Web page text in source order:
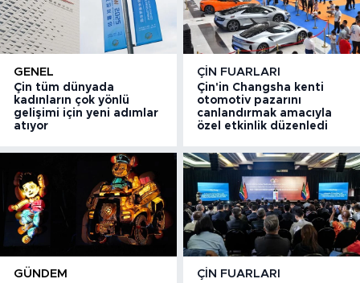
GENEL
Çin tüm dünyada
kadınların çok yönlü
gelişimi için yeni adımlar
atıyor
ÇIN FUARLARI
Çin'in Changsha kenti
otomotiv pazarını
canlandırmak amacıyla
özel etkinlik düzenledi
GÜNDEM ÇIN FUARLARI